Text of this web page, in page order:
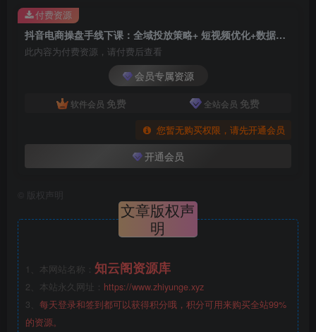
抖音电商操盘手线下课：全域投放策略+ 短视频优化+数据复盘，实战提升店铺GMV
此内容为付费资源，请付费后查看
会员专属资源
软件会员 免费 全站会员 免费
您暂无购买权限，请先开通会员
开通会员
付费资源
版权声明
文章版权声
明
1、本网站名称： 知云阁资源库
2、本站永久网址： https://www.zhiyunge.xyz
3、 每天登录和签到都可以获得积分哦，积分可用来购买全站99%
的资源。